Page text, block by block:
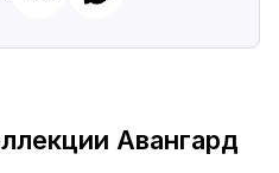
Авангард